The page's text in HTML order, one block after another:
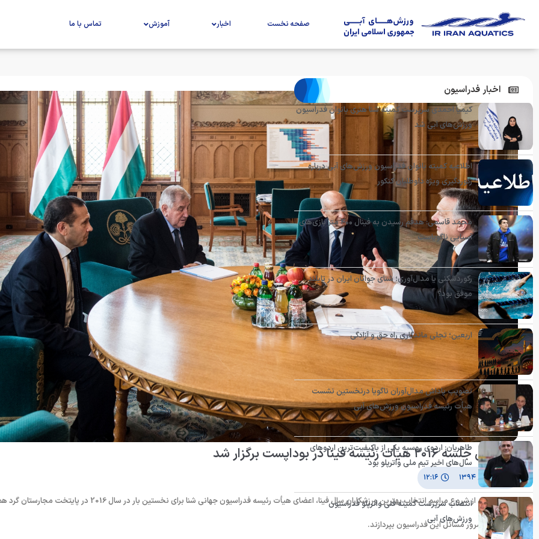
صفحه نخست اخبار آموزش تماس با ما
نخستین جلسه ۲۰۱۶ هیأت رئیسه فینا در بوداپست برگزار شد
۱۲:۱۶
یک روز پیش از شروع مراسم انتخاب بهترین ورزشکاران سال فینا، اعضای هیأت رئیسه فدراسیون جهانی شنا برای نخستین بار در سال 2016 در پایتخت
آمدند تا به مرور مسائل این فدراسیون بپردازند.
اخبار فدراسیون
کیمیا احمدی سرپرست کمیته شنا هنری بانوان فدراسیون
ورزش‌های آبی شد
اطلاعیه کمیته بانوان فدراسیون ورزش‌های آبی درباره
رکوردگیری ویژه داوطلبان کنکور
محمد قاسمی: هدفم رسیدن به فینال ۴۰۰ متر بازی‌های
آسیایی ناگویاست
رکوردشکنی یا مدال‌آوری؛ شنای جوانان ایران در تایلند
موفق بود؟
اربعین؛ تجلی ماندگاری راه حق و آزادگی
تصویب پاداش مدال‌آوران ناگویا درنخستین نشست
هیأت رئیسه فدراسیون ورزش‌های آبی
طاهریان: اردوی روسیه یکی از باکیفیت‌ترین اردوهای
سال‌های اخیر تیم ملی واترپلو بود
انتصاب سرپرست کمیته فنی واترپلو فدراسیون
ورزش‌های آبی